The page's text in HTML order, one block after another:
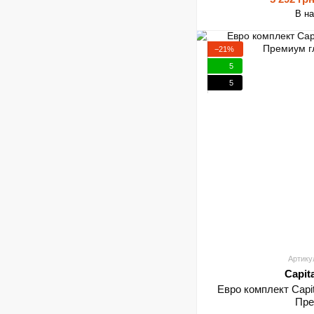
В
−21%
5
5
Евро комплект